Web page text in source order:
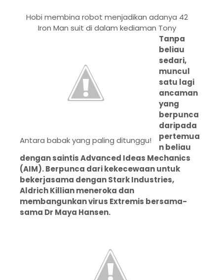
Hobi membina robot menjadikan adanya 42
Iron Man suit di dalam kediaman Tony
Antara babak yang paling ditunggu!
Tanpa
beliau
sedari,
muncul
satu lagi
ancaman
yang
berpunca
daripada
pertemua
n beliau
dengan saintis Advanced Ideas Mechanics
(AIM). Berpunca dari kekecewaan untuk
bekerjasama dengan Stark Industries,
Aldrich Killian meneroka dan
membangunkan virus Extremis bersama-
sama Dr Maya Hansen.